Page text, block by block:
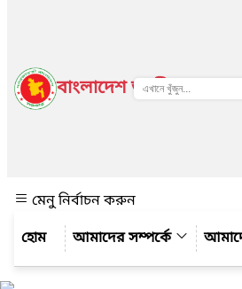
বাংলাদেশ জাতীয় তথ্য
মেনু নির্বাচন করুন
আমাদের সম্পর্কে